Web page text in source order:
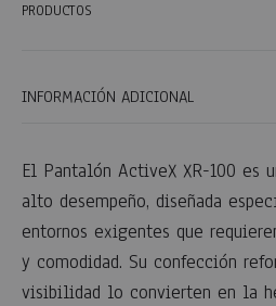
PRODUCTOS
INFORMACIÓN ADICIONAL
El Pantalón ActiveX XR-100 es
alto desempeño, diseñada
entornos exigentes que
y comodidad. Su confección
visibilidad lo convierten en la